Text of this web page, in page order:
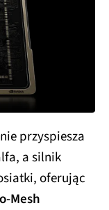
przyspiesza
a silnik
oferując
Mesh